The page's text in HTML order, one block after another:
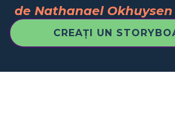
de Nathanael Okhuysen
CREAȚI UN